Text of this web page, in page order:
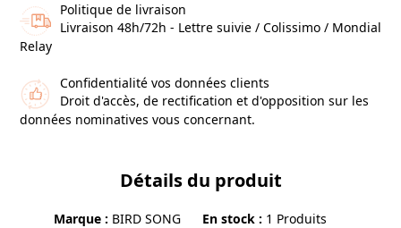
Politique de livraison
Livraison 48h/72h - Lettre suivie / Colissimo / Mondial
Relay
Confidentialité vos données clients
Droit d'accès, de rectification et d'opposition sur les
données nominatives vous concernant.
Détails du produit
Marque BIRD SONG En stock 1 Produits